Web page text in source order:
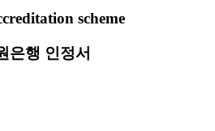
scheme
은행 인정서